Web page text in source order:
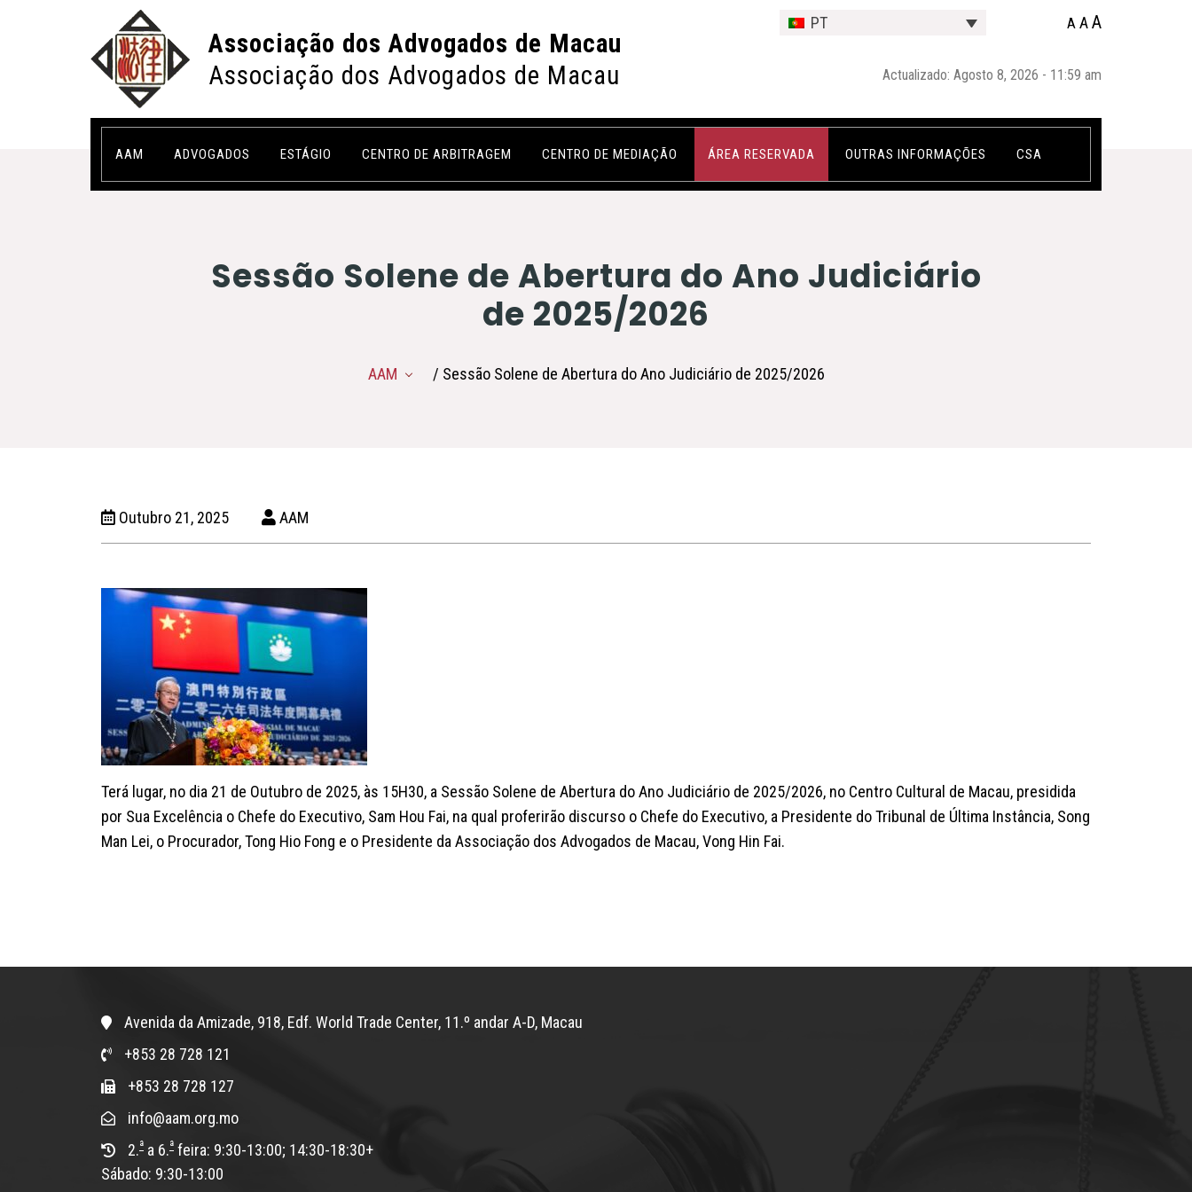
Associação dos Advogados de Macau
Associação dos Advogados de Macau
PT A AA
Actualizado: Agosto 8, 2026 - 11:59 am
AAM ADVOGADOS ESTÁGIO CENTRO DE ARBITRAGEM CENTRO DE MEDIAÇÃO ÁREA RESERVADA OUTRAS INFORMAÇÕES CSA
Sessão Solene de Abertura do Ano Judiciário
de 2025/2026
AAM / Sessão Solene de Abertura do Ano Judiciário de 2025/2026
Outubro 21, 2025 AAM
Terá lugar, no dia 21 de Outubro de 2025, às 15H30, a Sessão Solene de Abertura do Ano Judiciário de 2025/2026, no Centro Cultural de Macau, presidida
por Sua Excelência o Chefe do Executivo, Sam Hou Fai, na qual proferirão discurso o Chefe do Executivo, a Presidente do Tribunal de Última Instância, Song
Man Lei, o Procurador, Tong Hio Fong e o Presidente da Associação dos Advogados de Macau, Vong Hin Fai.
Avenida da Amizade, 918, Edf. World Trade Center, 11.º andar A-D, Macau
+853 28 728 121
+853 28 728 127
info@aam.org.mo
2.ª a 6.ª feira: 9:30-13:00; 14:30-18:30+
Sábado: 9:30-13:00